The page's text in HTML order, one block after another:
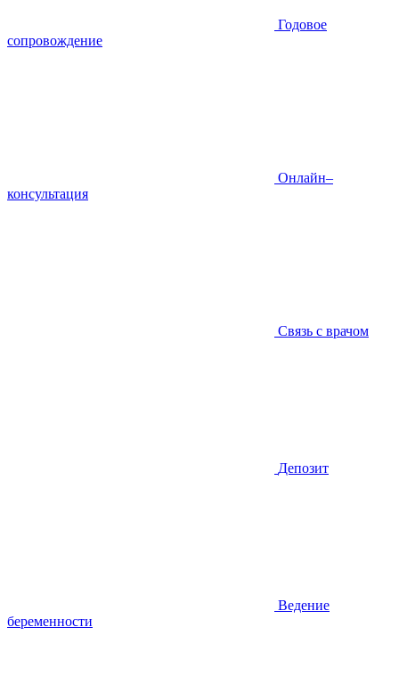
Годовое
сопровождение
Онлайн–
консультация
Связь с врачом
Депозит
Ведение
беременности